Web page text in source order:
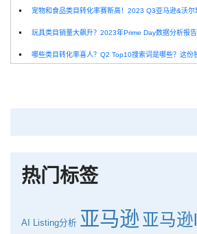
玩具类目销量大飙升？2023年Prime Day数据分析报告
热门标签
AI Listing分析 亚马逊 亚马